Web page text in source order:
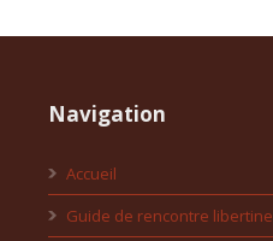
Navigation
Accueil
Guide de rencontre libertine